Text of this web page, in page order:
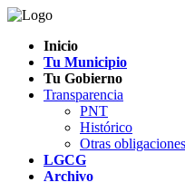
Inicio
Tu Municipio
Tu Gobierno
Transparencia
PNT
Histórico
Otras obligaciones
LGCG
Archivo